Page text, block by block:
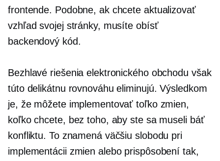
frontende. Podobne, ak chcete aktualizovať
vzhľad svojej stránky, musíte obísť
backendový kód.
Bezhlavé riešenia elektronického obchodu však
túto delikátnu rovnováhu eliminujú. Výsledkom
je, že môžete implementovať toľko zmien,
koľko chcete, bez toho, aby ste sa museli báť
konfliktu. To znamená väčšiu slobodu pri
implementácii zmien alebo prispôsobení tak,